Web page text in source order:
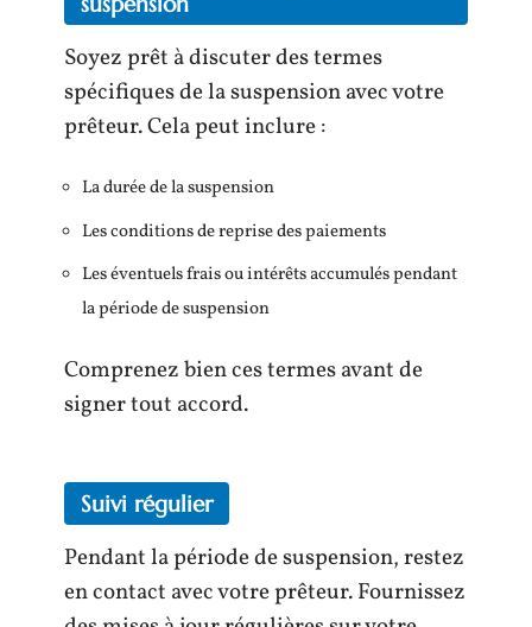
Soyez prêt à discuter des termes
spécifiques de la suspension avec votre
prêteur. Cela peut inclure :
La durée de la suspension
Les conditions de reprise des paiements
Les éventuels frais ou intérêts accumulés pendant
la période de suspension
Comprenez bien ces termes avant de
signer tout accord.
Suivi régulier
Pendant la période de suspension, restez
en contact avec votre prêteur. Fournissez